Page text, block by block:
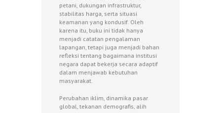
petani, dukungan infrastruk­tur,
stabilitas harga, serta situasi
keamanan yang kondusif. Oleh
karena itu, buku ini tidak hanya
menjadi catatan pengalaman
lapangan, tetapi juga menjadi bahan
refleksi tentang bagaimana institusi
negara dapat bekerja secara adaptif
dalam menjawab kebutuhan
masyarakat.
Perubahan iklim, dinamika pasar
global, tekanan demografis, alih